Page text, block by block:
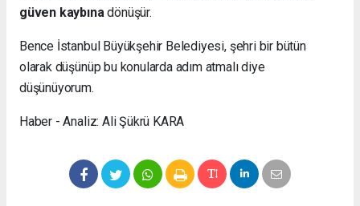
güven kaybına dönüşür.
Bence İstanbul Büyükşehir Belediyesi, şehri bir bütün
olarak düşünüp bu konularda adım atmalı diye
düşünüyorum.
Haber - Analiz: Ali Şükrü KARA